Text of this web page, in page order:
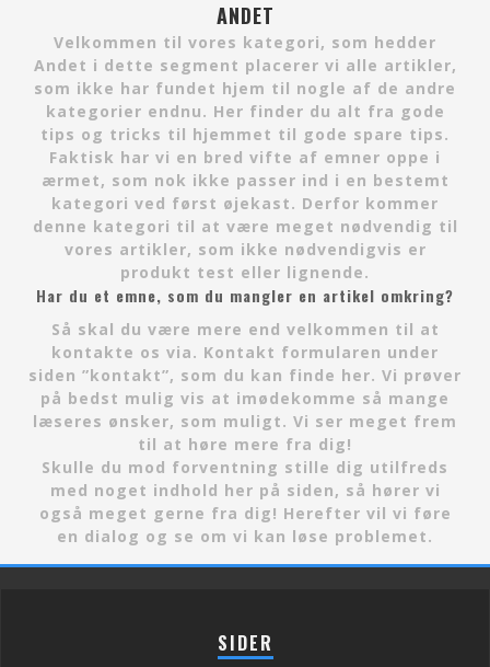
ANDET
Velkommen til vores kategori, som hedder
Andet i dette segment placerer vi alle artikler,
som ikke har fundet hjem til nogle af de andre
kategorier endnu. Her finder du alt fra gode
tips og tricks til hjemmet til gode spare tips.
Faktisk har vi en bred vifte af emner oppe i
ærmet, som nok ikke passer ind i en bestemt
kategori ved først øjekast. Derfor kommer
denne kategori til at være meget nødvendig til
vores artikler, som ikke nødvendigvis er
produkt test eller lignende.
Har du et emne, som du mangler en artikel omkring?
Så skal du være mere end velkommen til at
kontakte os via. Kontakt formularen under
siden ”kontakt”, som du kan finde her. Vi prøver
på bedst mulig vis at imødekomme så mange
læseres ønsker, som muligt. Vi ser meget frem
til at høre mere fra dig!
Skulle du mod forventning stille dig utilfreds
med noget indhold her på siden, så hører vi
også meget gerne fra dig! Herefter vil vi føre
en dialog og se om vi kan løse problemet.
SIDER